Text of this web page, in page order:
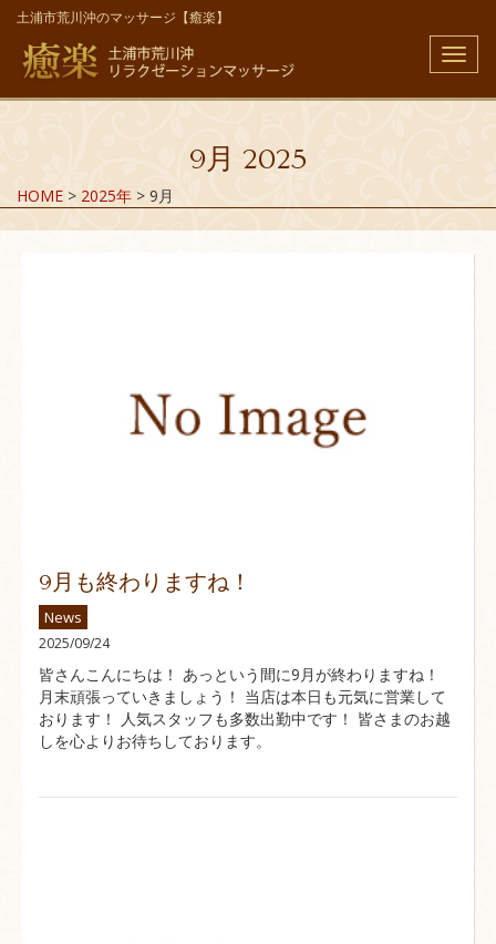
土浦市荒川沖のマッサージ【癒楽】
メ
ニ
ュ
9月 2025
HOME > 2025年 > 9月
9月も終わりますね！
News
2025/09/24
皆さんこんにちは！ あっという間に9月が終わりますね！
月末頑張っていきましょう！ 当店は本日も元気に営業して
おります！ 人気スタッフも多数出勤中です！ 皆さまのお越
しを心よりお待ちしております。